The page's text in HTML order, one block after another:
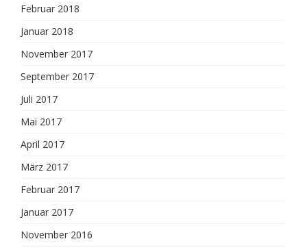
Februar 2018
Januar 2018
November 2017
September 2017
Juli 2017
Mai 2017
April 2017
März 2017
Februar 2017
Januar 2017
November 2016